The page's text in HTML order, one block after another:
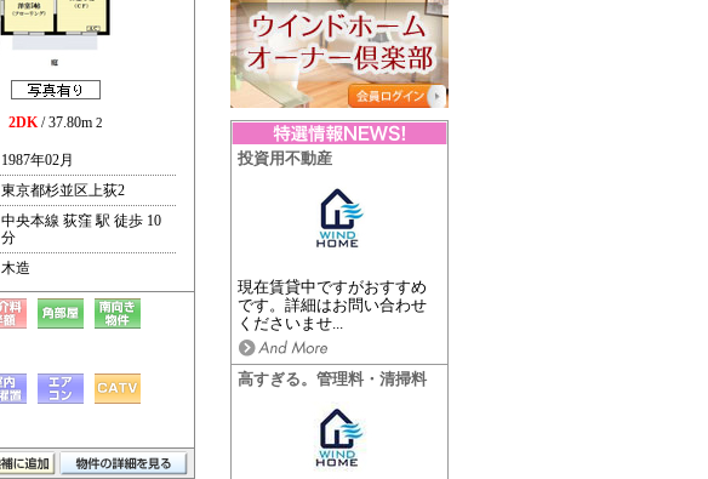
投資用不動産
現在賃貸中ですがおすすめ
です。詳細はお問い合わせ
くださいませ...
高すぎる。管理料・清掃料
2DK/ 37.80m 2
1987年02月
東京都杉並区上荻2
中央本線 荻窪 駅 徒歩 10
分
木造